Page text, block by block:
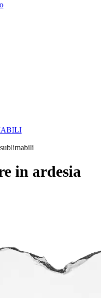
in ardesia